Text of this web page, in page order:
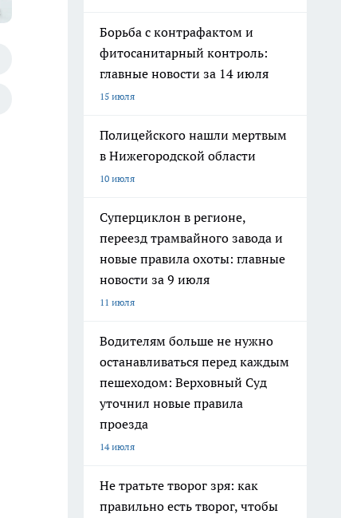
Борьба с контрафактом и
фитосанитарный контроль:
главные новости за 14 июля
15 июля
Полицейского нашли мертвым
в Нижегородской области
10 июля
Суперциклон в регионе,
переезд трамвайного завода и
новые правила охоты: главные
новости за 9 июля
11 июля
Водителям больше не нужно
останавливаться перед каждым
пешеходом: Верховный Суд
уточнил новые правила
проезда
14 июля
Не тратьте творог зря: как
правильно есть творог, чтобы